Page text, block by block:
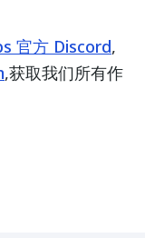
官方 Discord,
,获取我们所有作